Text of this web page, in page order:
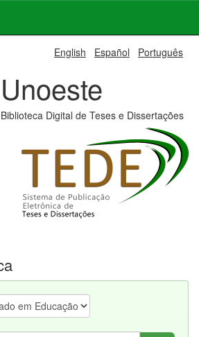
English Español Português
Unoeste
Biblioteca Digital de Teses e Dissertações